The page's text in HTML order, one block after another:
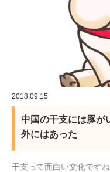
2018.09.15
中国の干支には豚が
外にはあった
干支って面白い文化です